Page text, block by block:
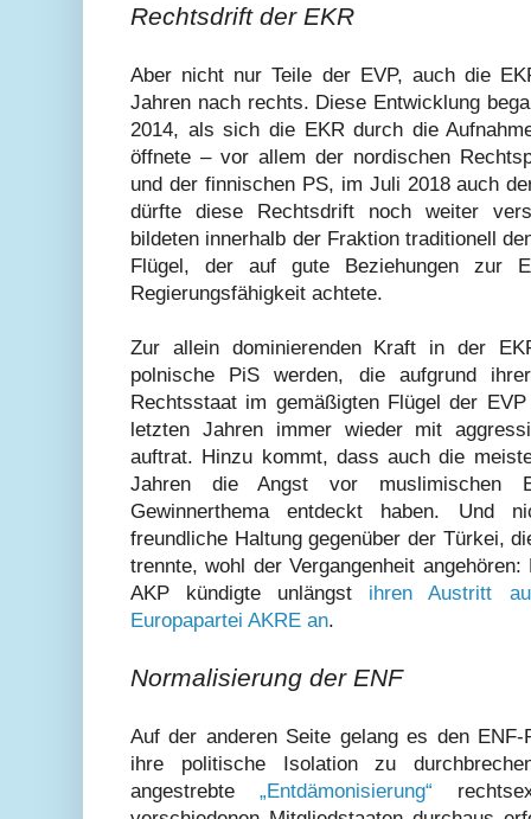
Rechtsdrift der EKR
Aber nicht nur Teile der EVP, auch die
Jahren nach rechts. Diese Entwicklung
2014, als sich die EKR durch die
öffnete – vor allem der nordischen
und der finnischen PS, im Juli 2018 auch
dürfte diese Rechtsdrift noch weiter
bildeten innerhalb der Fraktion traditionell
Flügel, der auf gute Beziehungen zur
Regierungsfähigkeit achtete.
Zur allein dominierenden Kraft in der
polnische PiS werden, die aufgrund
Rechtsstaat im gemäßigten Flügel der
letzten Jahren immer wieder mit
auftrat. Hinzu kommt, dass auch die
Jahren die Angst vor muslimischen
Gewinnerthema entdeckt haben. Und
freundliche Haltung gegenüber der Türkei,
trennte, wohl der Vergangenheit
AKP kündigte unlängst ihren Austritt
Europapartei AKRE an.
Normalisierung der ENF
Auf der anderen Seite gelang es den
ihre politische Isolation zu
angestrebte „Entdämonisierung“